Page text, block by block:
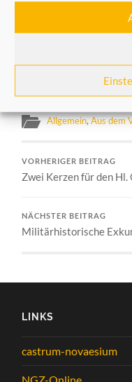
Geschäftsstelle der
Die Abfahrt erfolgt mit
Bushaltestelle
ist für 19.00 Uhr
Allgemein,Aus dem
VORHERIGER BEITRAG
Zwei Kerzen für den Hl.
NÄCHSTER BEITRAG
Militärhistorische
LINKS
castrum-novaesium
NGZ-Online